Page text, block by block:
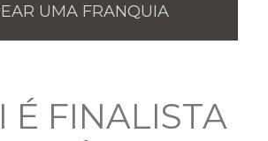
UMA FRANQUIA
É FINALISTA